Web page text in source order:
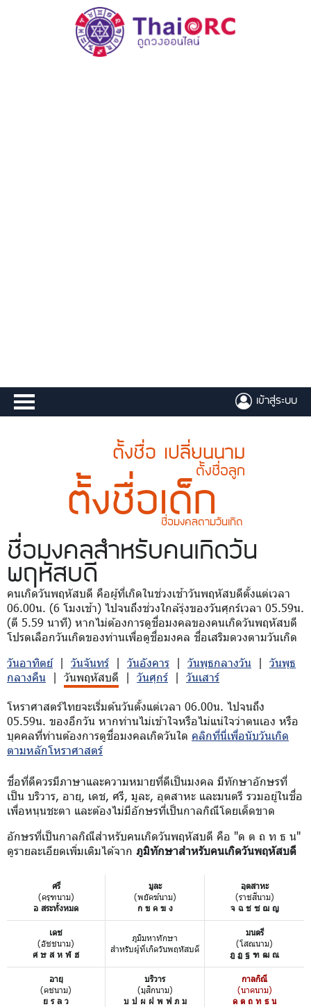
เข้าสู่ระบบ
ตั้งชื่อ เปลี่ยนนาม
ตั้งชื่อลูก
ตั้งชื่อเด็ก
ชื่อมงคลตามวันเกิด
ชื่อมงคลสำหรับคนเกิดวัน
พฤหัสบดี
คนเกิดวันพฤหัสบดี คือผู้ที่เกิดในช่วงเช้าวันพฤหัสบดีตั้งแต่เวลา
06.00น. (6 โมงเช้า) ไปจนถึงช่วงใกล้รุ่งของวันศุกร์เวลา 05.59น.
(ตี 5.59 นาที) หากไม่ต้องการดูชื่อมงคลของคนเกิดวันพฤหัสบดี
โปรดเลือกวันเกิดของท่านเพื่อดูชื่อมงคล ชื่อเสริมดวงตามวันเกิด
วันอาทิตย์| วันจันทร์ | วันอังคาร | วันพุธกลางวัน | วันพุธ
กลางคืน | วันพฤหัสบดี | วันศุกร์ | วันเสาร์
โหราศาสตร์ไทยจะเริ่มต้นวันตั้งแต่เวลา 06.00น. ไปจนถึง
05.59น. ของอีกวัน หากท่านไม่เข้าใจหรือไม่แน่ใจว่าตนเอง หรือ
บุคคลที่ท่านต้องการดูชื่อมงคลเกิดวันใด คลิกที่นี่เพื่อนับวันเกิด
ตามหลักโหราศาสตร์
ชื่อที่ดีควรมีภาษาและความหมายที่ดีเป็นมงคล มีทักษาอักษรที่
เป็น บริวาร, อายุ, เดช, ศรี, มูละ, อุตสาหะ และมนตรี รวมอยู่ในชื่อ
เพื่อหนุนชะตา และต้องไม่มีอักษรที่เป็นกาลกิณีโดยเด็ดขาด
อักษรที่เป็นกาลกิณีสำหรับคนเกิดวันพฤหัสบดี คือ "ด ต ถ ท ธ น"
ดูรายละเอียดเพิ่มเติมได้จาก ภูมิทักษาสำหรับคนเกิดวันพฤหัสบดี
ศรี
(ครุฑนาม)
อ สระทั้งหมด
มูละ
(พยัคฆ์นาม)
ก ข ค ฆ ง
อุตสาหะ
(ราชสีนาม)
จ ฉ ช ซ ฌ ญ
เดช
(อัชชนาม)
ศ ษ ส ห ฬ ฮ
ภูมิมหาทักษา
สำหรับผู้ที่เกิดวันพฤหัสบดี
มนตรี
(โสณนาม)
ฎ ฏ ฐ ฑ ฒ ณ
อายุ
(คชนาม)
ย ร ล ว
บริวาร
(มุสิกนาม)
บ ป ผ ฝ พ ฟ ภ ม
กาลกิณี
(นาคนาม)
ด ต ถ ท ธ น